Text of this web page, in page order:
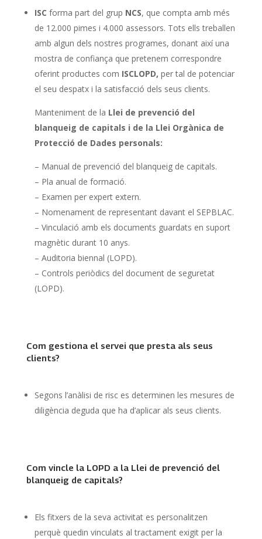
ISC forma part del grup NCS, que compta amb més
de 12.000 pimes i 4.000 assessors. Tots ells treballen
amb algun dels nostres programes, donant així una
mostra de confiança que pretenem correspondre
oferint productes com ISCLOPD, per tal de potenciar
el seu despatx i la satisfacció dels seus clients.
Manteniment de la Llei de prevenció del
blanqueig de capitals i de la Llei Orgànica de
Protecció de Dades personals:
– Manual de prevenció del blanqueig de capitals.
– Pla anual de formació.
– Examen per expert extern.
– Nomenament de representant davant el SEPBLAC.
– Vinculació amb els documents guardats en suport
magnètic durant 10 anys.
– Auditoria biennal (LOPD).
– Controls periòdics del document de seguretat
(LOPD).
Com gestiona el servei que presta als seus
clients?
Segons l’anàlisi de risc es determinen les mesures de
diligència deguda que ha d’aplicar als seus clients.
Com vincle la LOPD a la Llei de prevenció del
blanqueig de capitals?
Els fitxers de la seva activitat es personalitzen
perquè quedin vinculats al tractament exigit per la